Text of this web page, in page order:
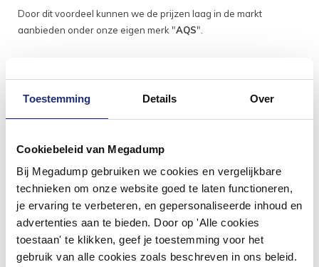
Toestemming Details Over
Cookiebeleid van Megadump
Bij Megadump gebruiken we cookies en vergelijkbare
technieken om onze website goed te laten functioneren,
je ervaring te verbeteren, en gepersonaliseerde inhoud en
advertenties aan te bieden. Door op 'Alle cookies
toestaan' te klikken, geef je toestemming voor het
gebruik van alle cookies zoals beschreven in ons beleid.
Door dit voordeel kunnen we de prijzen laag in de markt
aanbieden onder onze eigen merk "AQS".
#mijndroombadkamer
Wij geloven in de kracht van delen. Deel jouw
badkamer op Instagram met #mijndroombadkamer